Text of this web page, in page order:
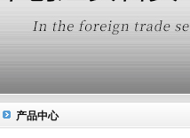
产品中心